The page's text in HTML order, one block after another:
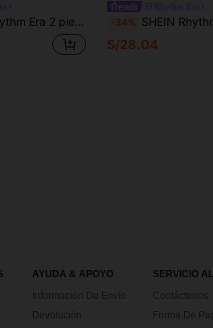
de unicolor con tirantes anchos, diseñado para mujeres de talla grande -34% SHEIN Rhythm Era Sujetador deportivo corto
S/28.04
AYUDA & APOYO
Información De Envío
Devolución
SERVICIO
Contáctenos
Forma De